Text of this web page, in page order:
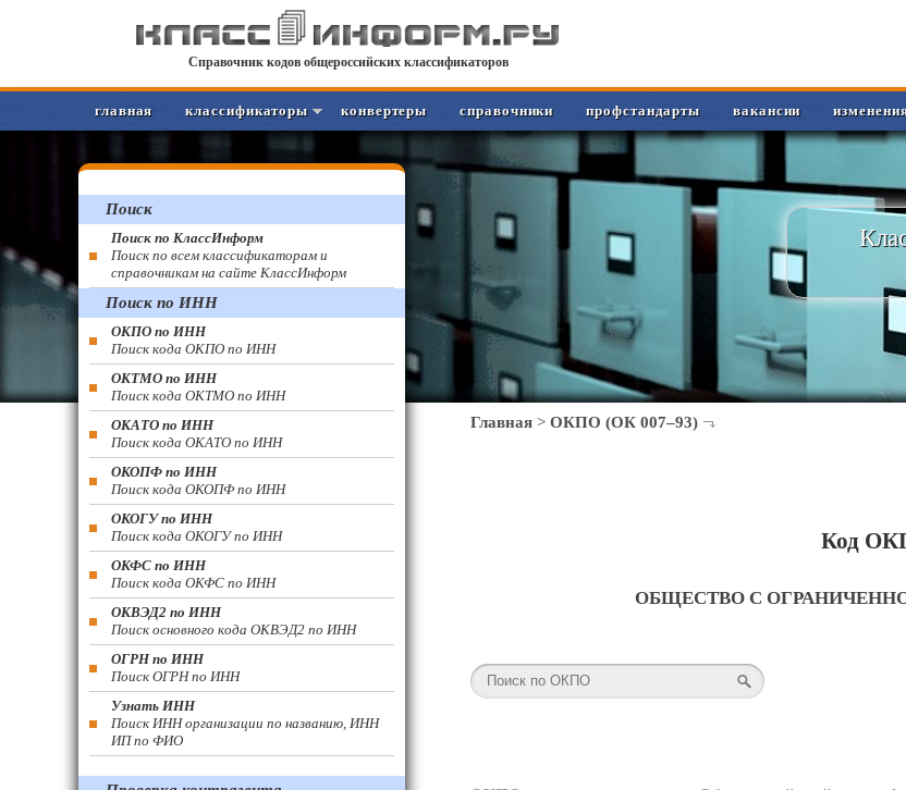
Справочник кодов общероссийских классификаторов
главная классификаторы конвертеры справочники профстандарты вакансии
Главная > ОКПО (ОК 007–93)
Код
ОБЩЕСТВО С
Поиск
Поиск по КлассИнформ
Поиск по всем классификаторам и
справочникам на сайте КлассИнформ
Поиск по ИНН
ОКПО по ИНН
Поиск кода ОКПО по ИНН
ОКТМО по ИНН
Поиск кода ОКТМО по ИНН
ОКАТО по ИНН
Поиск кода ОКАТО по ИНН
ОКОПФ по ИНН
Поиск кода ОКОПФ по ИНН
ОКОГУ по ИНН
Поиск кода ОКОГУ по ИНН
ОКФС по ИНН
Поиск кода ОКФС по ИНН
ОКВЭД2 по ИНН
Поиск основного кода ОКВЭД2 по ИНН
ОГРН по ИНН
Поиск ОГРН по ИНН
Узнать ИНН
Поиск ИНН организации по названию, ИНН
ИП по ФИО